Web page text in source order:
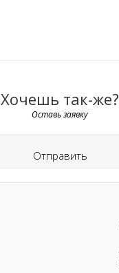
Хочешь так-же?
Оставь заявку
Отправить